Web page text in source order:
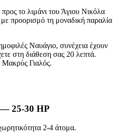
το λιμάνι του Άγιου Νικόλα
με προορισμό τη μοναδική παραλία
Ναυάγιο, συνέχεια έχουν
στη διάθεση σας 20 λεπτά.
Μακρύς Γιαλός.
25-30 HP
2-4 άτομα.